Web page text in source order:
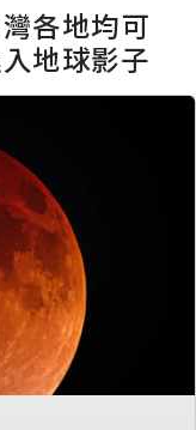
各地均可
地球影子